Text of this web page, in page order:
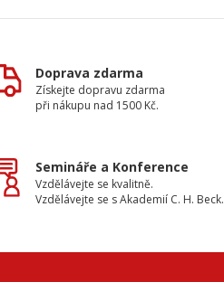
Doprava zdarma
Získejte dopravu zdarma
při nákupu nad 1500 Kč.
Semináře a Konference
Vzdělávejte se kvalitně.
Vzdělávejte se s Akademií C. H. Beck.